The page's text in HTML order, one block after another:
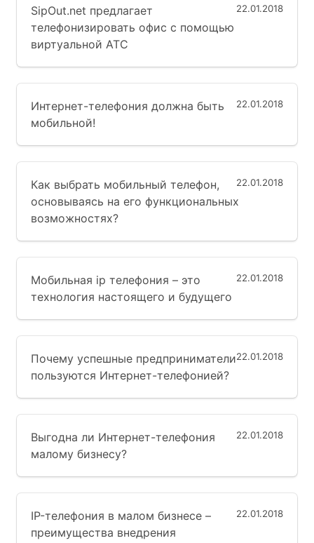
22.01.2018
SipOut.net предлагает
телефонизировать офис с помощью
виртуальной АТС
22.01.2018
Интернет-телефония должна быть
мобильной!
22.01.2018
Как выбрать мобильный телефон,
основываясь на его функциональных
возможностях?
22.01.2018
Мобильная ip телефония – это
технология настоящего и будущего
22.01.2018
Почему успешные предприниматели
пользуются Интернет-телефонией?
22.01.2018
Выгодна ли Интернет-телефония
малому бизнесу?
22.01.2018
IP-телефония в малом бизнесе –
преимущества внедрения